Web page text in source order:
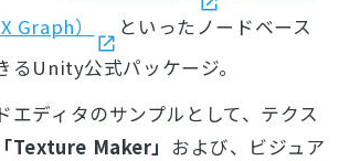
Graph）
といったノードベース
るUnity公式パッケージ。
エディタのサンプルとして、テクス
「Texture Maker」 および、ビジュア